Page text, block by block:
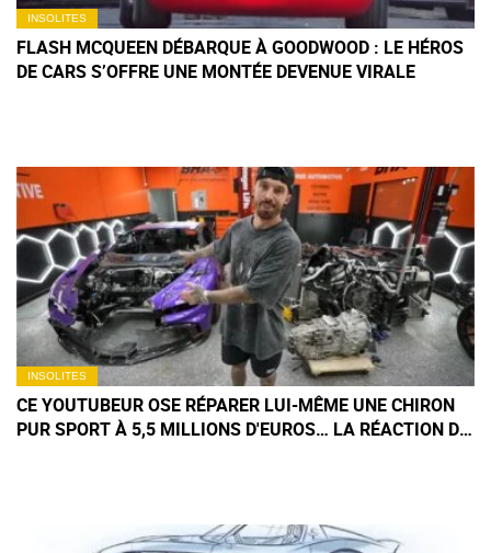
INSOLITES
FLASH MCQUEEN DÉBARQUE À GOODWOOD : LE HÉROS
DE CARS S’OFFRE UNE MONTÉE DEVENUE VIRALE
INSOLITES
CE YOUTUBEUR OSE RÉPARER LUI-MÊME UNE CHIRON
PUR SPORT À 5,5 MILLIONS D'EUROS… LA RÉACTION DE